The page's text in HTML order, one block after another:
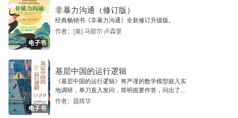
电子书
非暴力沟通（修订版）
经典畅销书《非暴力沟通》全新修订升级版。
作者：[美] 马歇尔·卢森堡
电子书
基层中国的运行逻辑
《基层中国的运行逻辑》将严谨的数学模型嵌入实
地调研，单刀直入发问，简明扼要作答，问出了一
个真实切近的基层中国。
作者：聂辉华